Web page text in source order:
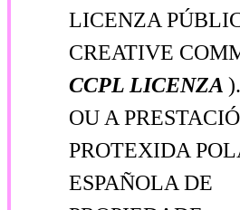
LICENZA
CREATIVE
CCPL LICENZA
OU A
PROTEXIDA
ESPAÑOLA DE